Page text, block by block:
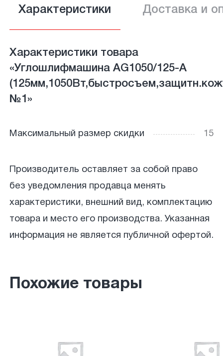
Характеристики Доставка и
Характеристики товара
«Углошлифмашина AG1050/125-А
№1»
Максимальный размер скидки 15
Производитель оставляет за собой право
без уведомления продавца менять
характеристики, внешний вид, комплектацию
товара и место его производства. Указанная
информация не является публичной офертой.
Похожие товары